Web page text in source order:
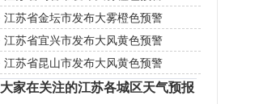
江苏省金坛市发布大雾橙色预警
江苏省宜兴市发布大风黄色预警
江苏省昆山市发布大风黄色预警
大家在关注的江苏各城区天气预报